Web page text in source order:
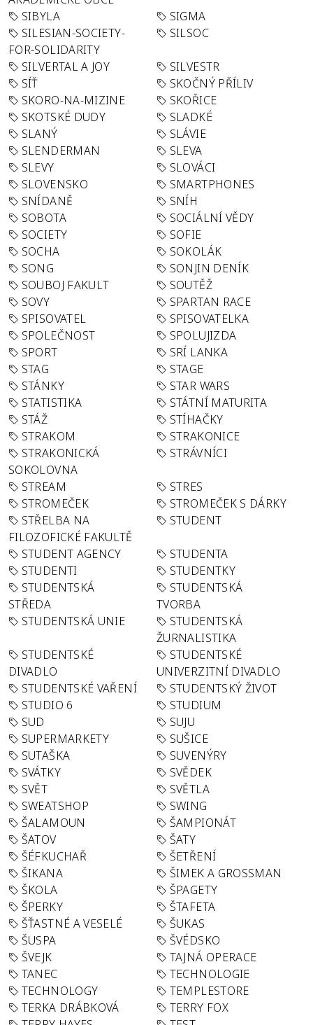
SIBYLA
SIGMA
SILESIAN-SOCIETY-
FOR-SOLIDARITY
SILSOC
SILVERTAL A JOY
SILVESTR
SÍŤ
SKOČNÝ PŘÍLIV
SKORO-NA-MIZINE
SKOŘICE
SKOTSKÉ DUDY
SLADKÉ
SLANÝ
SLÁVIE
SLENDERMAN
SLEVA
SLEVY
SLOVÁCI
SLOVENSKO
SMARTPHONES
SNÍDANĚ
SNÍH
SOBOTA
SOCIÁLNÍ VĚDY
SOCIETY
SOFIE
SOCHA
SOKOLÁK
SONG
SONJIN DENÍK
SOUBOJ FAKULT
SOUTĚŽ
SOVY
SPARTAN RACE
SPISOVATEL
SPISOVATELKA
SPOLEČNOST
SPOLUJIZDA
SPORT
SRÍ LANKA
STAG
STAGE
STÁNKY
STAR WARS
STATISTIKA
STÁTNÍ MATURITA
STÁŽ
STÍHAČKY
STRAKOM
STRAKONICE
STRAKONICKÁ
SOKOLOVNA
STRÁVNÍCI
STREAM
STRES
STROMEČEK
STROMEČEK S DÁRKY
STŘELBA NA
FILOZOFICKÉ FAKULTĚ
STUDENT
STUDENT AGENCY
STUDENTA
STUDENTI
STUDENTKY
STUDENTSKÁ
STŘEDA
STUDENTSKÁ
TVORBA
STUDENTSKÁ UNIE
STUDENTSKÁ
ŽURNALISTIKA
STUDENTSKÉ
DIVADLO
STUDENTSKÉ
UNIVERZITNÍ DIVADLO
STUDENTSKÉ VAŘENÍ
STUDENTSKÝ ŽIVOT
STUDIO 6
STUDIUM
SUD
SUJU
SUPERMARKETY
SUŠICE
SUTAŠKA
SUVENÝRY
SVÁTKY
SVĚDEK
SVĚT
SVĚTLA
SWEATSHOP
SWING
ŠALAMOUN
ŠAMPIONÁT
ŠATOV
ŠATY
ŠÉFKUCHAŘ
ŠETŘENÍ
ŠIKANA
ŠIMEK A GROSSMAN
ŠKOLA
ŠPAGETY
ŠPERKY
ŠTAFETA
ŠŤASTNÉ A VESELÉ
ŠUKAS
ŠUSPA
ŠVÉDSKO
ŠVEJK
TAJNÁ OPERACE
TANEC
TECHNOLOGIE
TECHNOLOGY
TEMPLESTORE
TERKA DRÁBKOVÁ
TERRY FOX